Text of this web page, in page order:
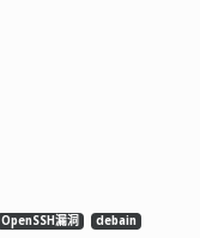
OpenSSH漏洞 debain